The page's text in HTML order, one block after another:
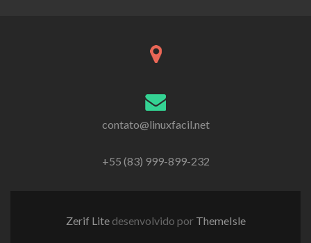
contato@linuxfacil.net
+55 (83) 999-899-232
Zerif Lite desenvolvido por ThemeIsle